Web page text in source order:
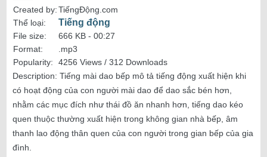
Created by:TiếngĐộng.com
Thể loại:
Tiếng động
File size: 666 KB - 00:27
Format:
.mp3
Popularity:
4256 Views / 312 Downloads
Description: Tiếng mài dao bếp mô tả tiếng động xuất hiện khi
có hoạt động của con người mài dao để dao sắc bén hơn,
nhằm các mục đích như thái đồ ăn nhanh hơn, tiếng dao kéo
quen thuộc thường xuất hiện trong không gian nhà bếp, âm
thanh lao động thân quen của con người trong gian bếp của gia
đình.